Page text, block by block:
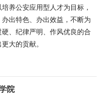
养公安应用型人才为目标，
出特色、办出效益，不断为
、纪律严明、作风优良的合
大的贡献。
院